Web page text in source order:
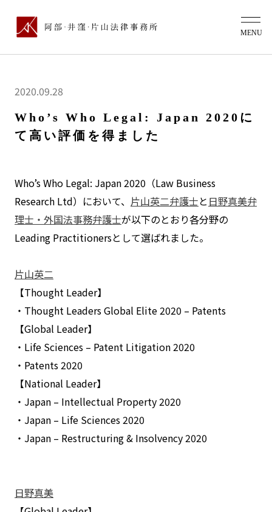
2020.09.28
Who’s Who Legal: Japan 2020に
て高い評価を得ました
Who’s Who Legal: Japan 2020（Law Business
Research Ltd）において、 片山英二弁護士と 日野真美弁
理士・外国法事務弁護士が以下のとおり各分野の
Leading Practitionersとして選ばれました。
片山英二
【Thought Leader】
・Thought Leaders Global Elite 2020 – Patents
【Global Leader】
・Life Sciences – Patent Litigation 2020
・Patents 2020
【National Leader】
・Japan – Intellectual Property 2020
・Japan – Life Sciences 2020
・Japan – Restructuring & Insolvency 2020
日野真美